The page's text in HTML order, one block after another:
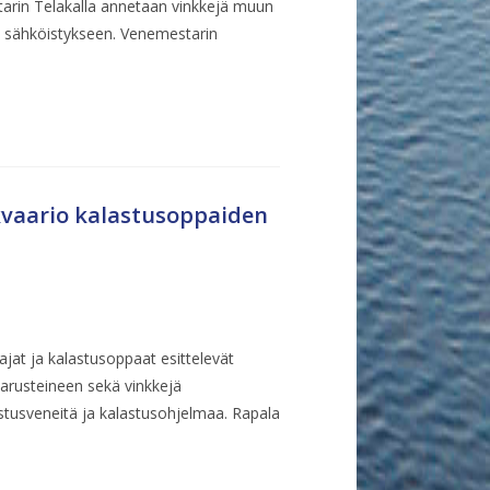
Telakalla annetaan vinkkejä muun
Venemestarin
kalastusoppaiden
ja kalastusoppaat esittelevät
sekä vinkkejä
ja kalastusohjelmaa. Rapala